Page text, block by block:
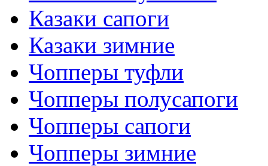
Казаки сапоги
Казаки зимние
Чопперы туфли
Чопперы полусапоги
Чопперы сапоги
Чопперы зимние